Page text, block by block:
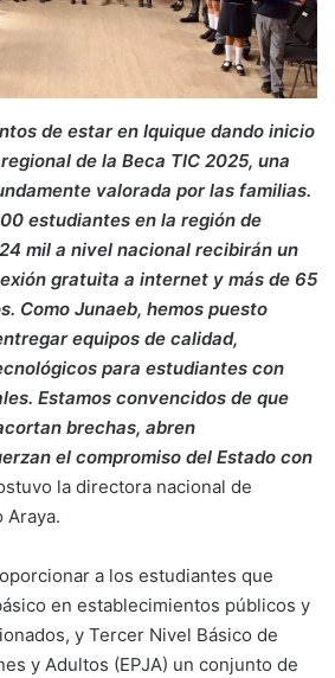
de estar en Iquique dando inicio
de la Beca TIC 2025, una
valorada por las familias.
estudiantes en la región de
mil a nivel nacional recibirán un
gratuita a internet y más de 65
Como Junaeb, hemos puesto
equipos de calidad,
para estudiantes con
Estamos convencidos de que
brechas, abren
el compromiso del Estado con
la directora nacional de
Araya.
a los estudiantes que
en establecimientos públicos y
y Tercer Nivel Básico de
y Adultos (EPJA) un conjunto de